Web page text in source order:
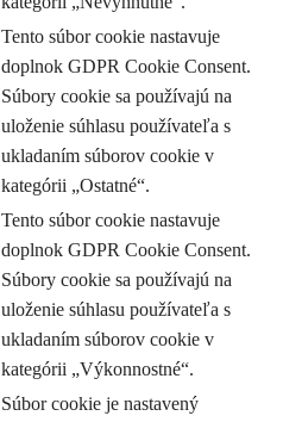
Tento súbor cookie nastavuje
doplnok GDPR Cookie Consent.
Súbory cookie sa používajú na
uloženie súhlasu používateľa s
ukladaním súborov cookie v
kategórii „Ostatné“.
Tento súbor cookie nastavuje
doplnok GDPR Cookie Consent.
Súbory cookie sa používajú na
uloženie súhlasu používateľa s
ukladaním súborov cookie v
kategórii „Výkonnostné“.
Súbor cookie je nastavený